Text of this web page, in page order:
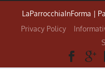
LaParrocchiaInForma |
Privacy Policy